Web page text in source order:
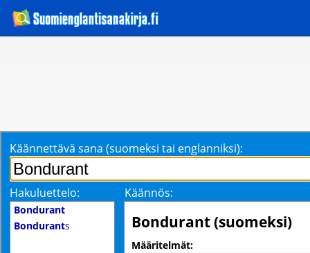
Käännettävä sana (suomeksi tai englanniksi):
Hakuluettelo: Käännös:
Bondurant
Bondurants Bondurant (suomeksi)
Määritelmät: